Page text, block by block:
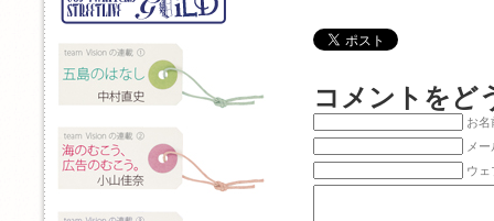
コメントをど
お名
メ
ウェ